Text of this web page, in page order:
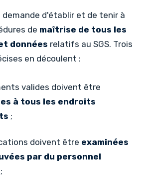
demande d'établir et de tenir à
de maîtrise de tous les
données relatifs au SGS. Trois
en découlent :
valides doivent être
à tous les endroits
;
doivent être examinées
par du personnel
;